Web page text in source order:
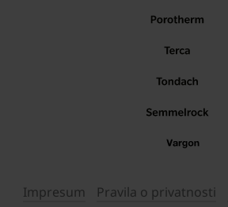
Impresum Pravila o privatnosti